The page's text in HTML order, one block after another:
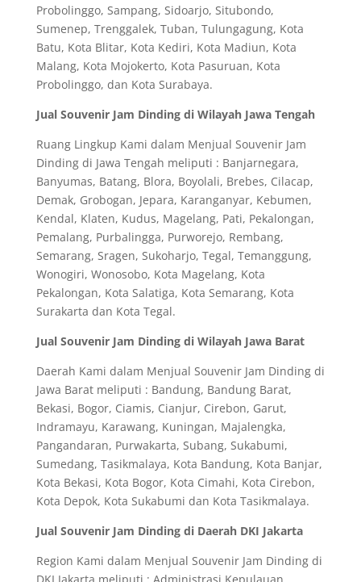
Probolinggo, Sampang, Sidoarjo, Situbondo,
Sumenep, Trenggalek, Tuban, Tulungagung, Kota
Batu, Kota Blitar, Kota Kediri, Kota Madiun, Kota
Malang, Kota Mojokerto, Kota Pasuruan, Kota
Probolinggo, dan Kota Surabaya.
Jual Souvenir Jam Dinding di Wilayah Jawa Tengah
Ruang Lingkup Kami dalam Menjual Souvenir Jam
Dinding di Jawa Tengah meliputi : Banjarnegara,
Banyumas, Batang, Blora, Boyolali, Brebes, Cilacap,
Demak, Grobogan, Jepara, Karanganyar, Kebumen,
Kendal, Klaten, Kudus, Magelang, Pati, Pekalongan,
Pemalang, Purbalingga, Purworejo, Rembang,
Semarang, Sragen, Sukoharjo, Tegal, Temanggung,
Wonogiri, Wonosobo, Kota Magelang, Kota
Pekalongan, Kota Salatiga, Kota Semarang, Kota
Surakarta dan Kota Tegal.
Jual Souvenir Jam Dinding di Wilayah Jawa Barat
Daerah Kami dalam Menjual Souvenir Jam Dinding di
Jawa Barat meliputi : Bandung, Bandung Barat,
Bekasi, Bogor, Ciamis, Cianjur, Cirebon, Garut,
Indramayu, Karawang, Kuningan, Majalengka,
Pangandaran, Purwakarta, Subang, Sukabumi,
Sumedang, Tasikmalaya, Kota Bandung, Kota Banjar,
Kota Bekasi, Kota Bogor, Kota Cimahi, Kota Cirebon,
Kota Depok, Kota Sukabumi dan Kota Tasikmalaya.
Jual Souvenir Jam Dinding di Daerah DKI Jakarta
Region Kami dalam Menjual Souvenir Jam Dinding di
DKI Jakarta meliputi : Administrasi Kepulauan